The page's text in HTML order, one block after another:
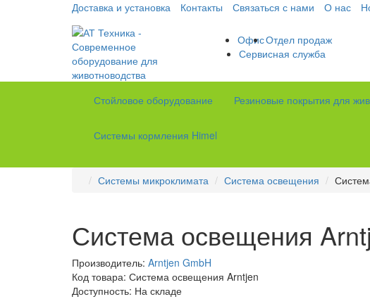
Доставка и установка Контакты Связаться с нами О нас
ОфисОтдел продаж
Сервисная служба
Стойловое оборудование Резиновые покрытия для
Системы кормления Himel
Системы микроклимата Система освещения
Система освещения
Производитель: Arntjen GmbH
Код товара: Система освещения Arntjen
Доступность: На складе